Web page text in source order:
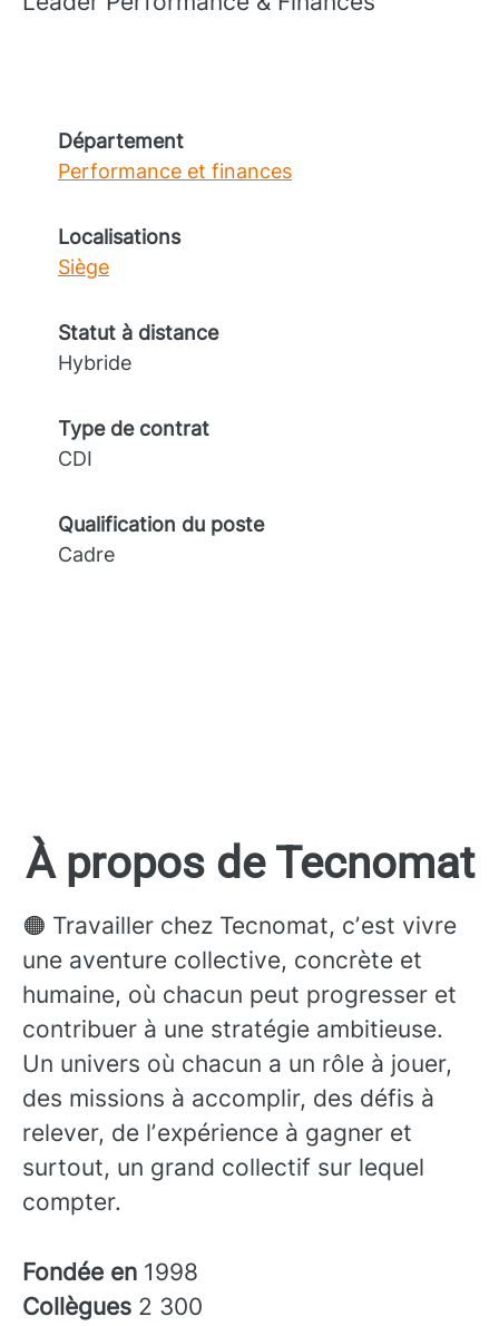
Département
Performance et finances
Localisations
Siège
Statut à distance
Hybride
Type de contrat
CDI
Qualification du poste
Cadre
À propos de Tecnomat
🟠 Travailler chez Tecnomat, cʼest vivre
une aventure collective, concrète et
humaine, où chacun peut progresser et
contribuer à une stratégie ambitieuse.
Un univers où chacun a un rôle à jouer,
des missions à accomplir, des défis à
relever, de lʼexpérience à gagner et
surtout, un grand collectif sur lequel
compter.
Fondée en 1998
Collègues 2 300